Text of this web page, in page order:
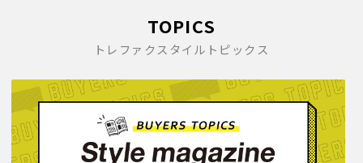
TOPICS
トレファクスタイルトピックス